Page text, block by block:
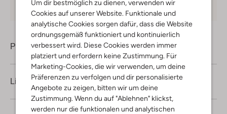
Um dir bestmöglich zu dienen, verwenden wir
Cookies auf unserer Website. Funktionale und
analytische Cookies sorgen dafür, dass die Website
ordnungsgemäß funktioniert und kontinuierlich
verbessert wird. Diese Cookies werden immer
platziert und erfordern keine Zustimmung. Für
Marketing-Cookies, die wir verwenden, um deine
Präferenzen zu verfolgen und dir personalisierte
Angebote zu zeigen, bitten wir um deine
Zustimmung. Wenn du auf "Ablehnen" klickst,
werden nur die funktionalen und analytischen
Produktinformation
Lieferung & Rückgabe